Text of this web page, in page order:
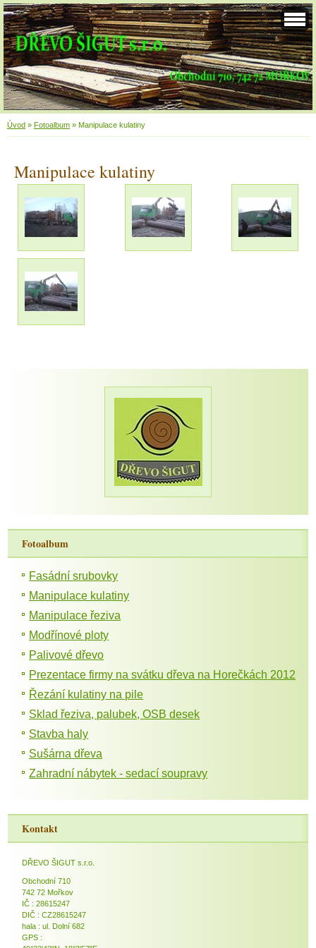
Úvod » Fotoalbum » Manipulace kulatiny
Manipulace kulatiny
Fotoalbum
Fasádní srubovky
Manipulace kulatiny
Manipulace řeziva
Modřínové ploty
Palivové dřevo
Prezentace firmy na svátku dřeva na Horečkách 2012
Řezání kulatiny na pile
Sklad řeziva, palubek, OSB desek
Stavba haly
Sušárna dřeva
Zahradní nábytek - sedací soupravy
Kontakt
DŘEVO ŠIGUT s.r.o.
Obchodní 710
742 72 Mořkov
IČ : 28615247
DIČ : CZ28615247
hala : ul. Dolní 682
GPS :